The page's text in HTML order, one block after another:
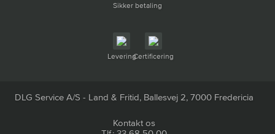
Sikker betaling
LeveringCertificering
DLG Service A/S - Land & Fritid, Ballesvej 2, 7000 Fredericia
Kontakt os